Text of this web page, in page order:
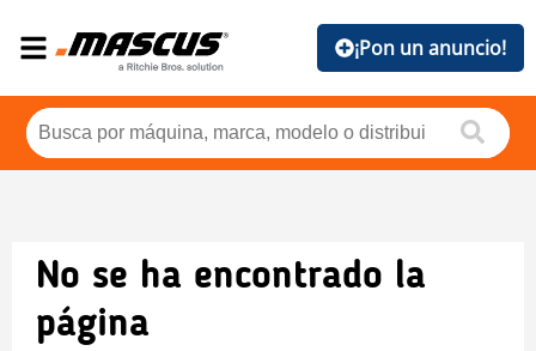
¡Pon un anuncio!
No se ha encontrado la
página